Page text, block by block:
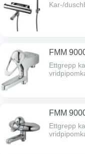
Kar-/
FMM
Ettgrepp
FMM
Ettgrepp